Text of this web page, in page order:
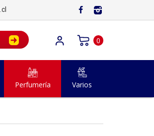
0
Perfumería Varios